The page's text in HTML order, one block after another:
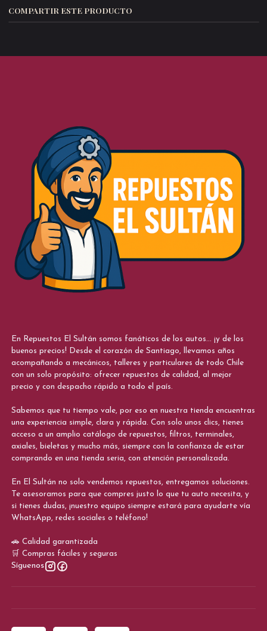
COMPARTIR ESTE PRODUCTO
En Repuestos El Sultán somos fanáticos de los autos... ¡y de los
buenos precios! Desde el corazón de Santiago, llevamos años
acompañando a mecánicos, talleres y particulares de todo Chile
con un solo propósito: ofrecer repuestos de calidad, al mejor
precio y con despacho rápido a todo el país.
Sabemos que tu tiempo vale, por eso en nuestra tienda encuentras
una experiencia simple, clara y rápida. Con solo unos clics, tienes
acceso a un amplio catálogo de repuestos, filtros, terminales,
axiales, bieletas y mucho más, siempre con la confianza de estar
comprando en una tienda seria, con atención personalizada.
En El Sultán no solo vendemos repuestos, entregamos soluciones.
Te asesoramos para que compres justo lo que tu auto necesita, y
si tienes dudas, ¡nuestro equipo siempre estará para ayudarte vía
WhatsApp, redes sociales o teléfono!
🚗 Calidad garantizada
🛒 Compras fáciles y seguras
Síguenos